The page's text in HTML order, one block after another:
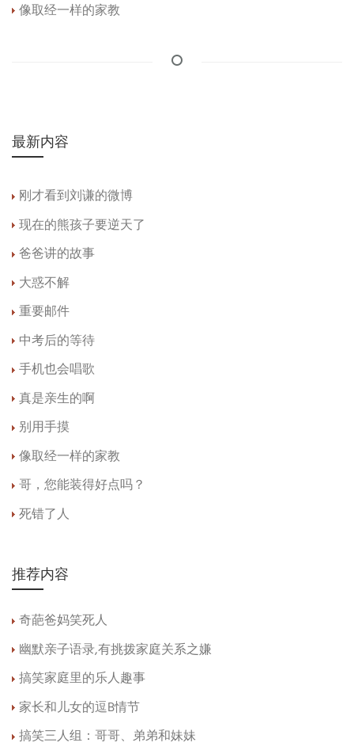
像取经一样的家教
最新内容
刚才看到刘谦的微博
现在的熊孩子要逆天了
爸爸讲的故事
大惑不解
重要邮件
中考后的等待
手机也会唱歌
真是亲生的啊
别用手摸
像取经一样的家教
哥，您能装得好点吗？
死错了人
推荐内容
奇葩爸妈笑死人
幽默亲子语录,有挑拨家庭关系之嫌
搞笑家庭里的乐人趣事
家长和儿女的逗B情节
搞笑三人组：哥哥、弟弟和妹妹